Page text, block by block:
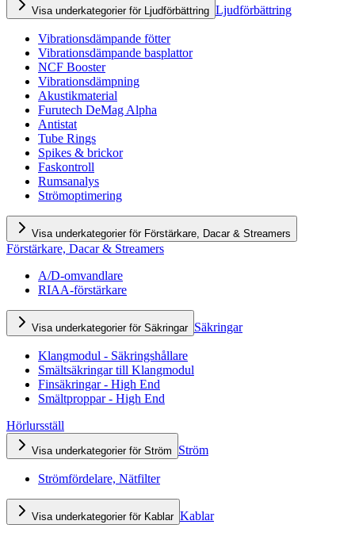
Visa underkategorier för Ljudförbättring Ljudförbättring
Vibrationsdämpande fötter
Vibrationsdämpande basplattor
NCF Booster
Vibrationsdämpning
Akustikmaterial
Furutech DeMag Alpha
Antistat
Tube Rings
Spikes & brickor
Faskontroll
Rumsanalys
Strömoptimering
Visa underkategorier för Förstärkare, Dacar & Streamers
Förstärkare, Dacar & Streamers
A/D-omvandlare
RIAA-förstärkare
Visa underkategorier för Säkringar Säkringar
Klangmodul - Säkringshållare
Smältsäkringar till Klangmodul
Finsäkringar - High End
Smältproppar - High End
Hörlursställ
Visa underkategorier för Ström Ström
Strömfördelare, Nätfilter
Visa underkategorier för Kablar Kablar